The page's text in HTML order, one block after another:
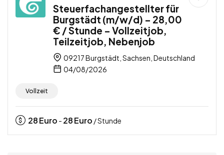
Steuerfachangestellter für
Burgstädt (m/w/d) – 28,00
€ / Stunde – Vollzeitjob,
Teilzeitjob, Nebenjob
09217 Burgstädt, Sachsen, Deutschland
04/08/2026
Vollzeit
28Euro - 28Euro / Stunde